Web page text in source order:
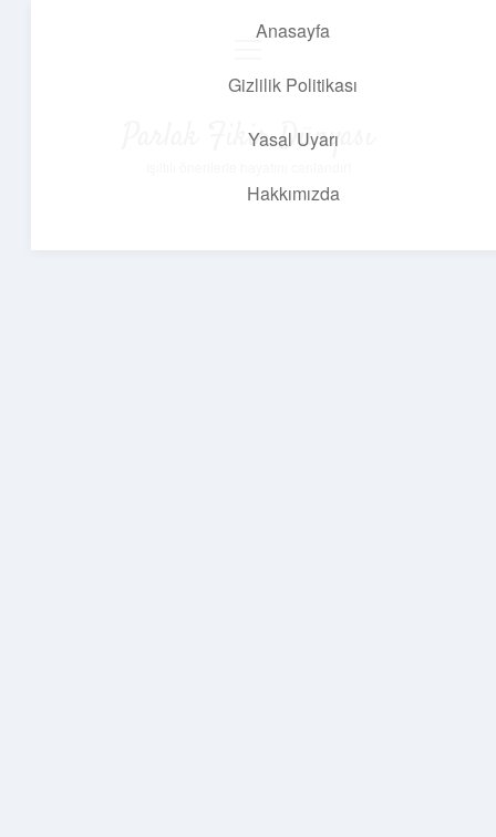
Anasayfa
Gizlilik Politikası
Yasal Uyarı
Hakkımızda
Parlak Fikir Dünyası